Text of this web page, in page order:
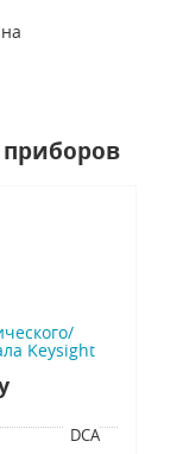
Keysight
DCA